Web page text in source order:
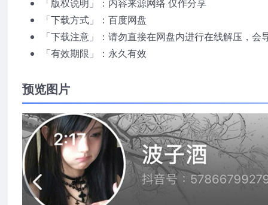
「版权说明」：内容来源网络 仅作分享
「下载方式」：百度网盘
「下载注意」：请勿直接在网盘内进行在线解压，
「有效期限」：永久有效
预览图片